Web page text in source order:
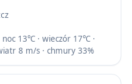
noc 13℃ · wieczór 17℃ ·
8 m/s · chmury 33%